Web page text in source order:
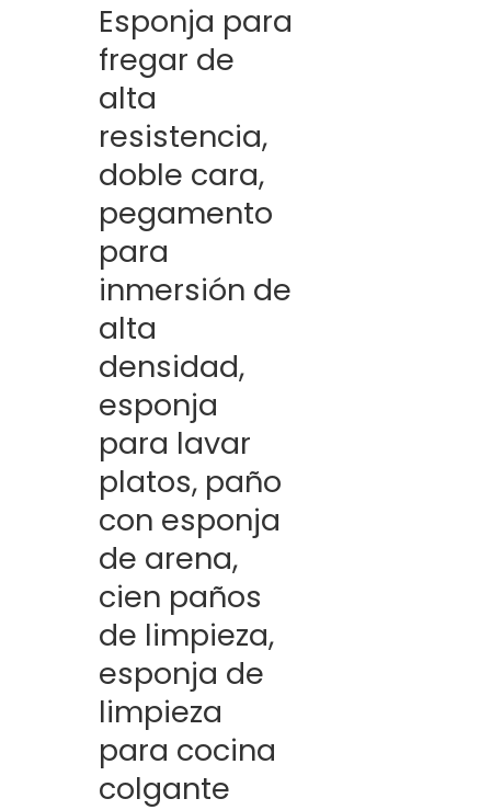
Esponja para
fregar de
alta
resistencia,
doble cara,
pegamento
para
inmersión de
alta
densidad,
esponja
para lavar
platos, paño
con esponja
de arena,
cien paños
de limpieza,
esponja de
limpieza
para cocina
colgante